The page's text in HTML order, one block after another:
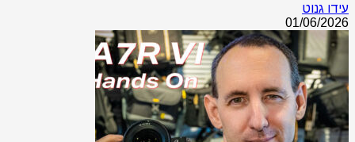
עידו גנוט
01/06/2026